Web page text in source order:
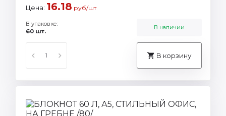
Цена: 16.18 руб/шт
В упаковке:
60 шт.
В наличии
В корзину